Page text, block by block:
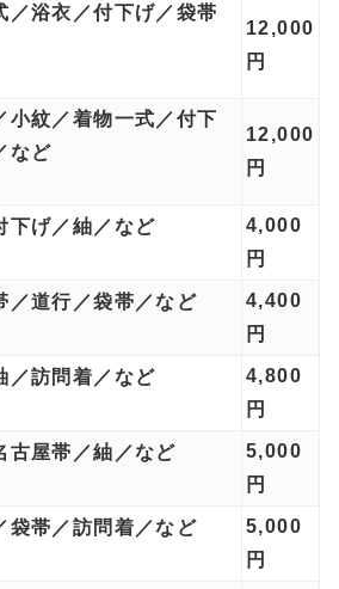
／浴衣／付下げ／袋帯
12,000
円
小紋／着物一式／付下
など
12,000
円
下げ／紬／など
4,000
円
／道行／袋帯／など
4,400
円
／訪問着／など
4,800
円
古屋帯／紬／など
5,000
円
袋帯／訪問着／など
5,000
円